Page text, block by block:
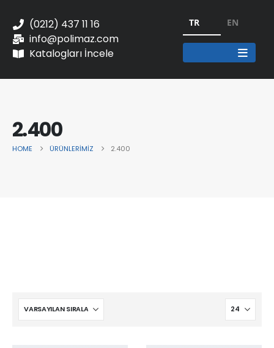
(0212) 437 11 16
info@polimaz.com
Katalogları İncele
TR EN
2.400
HOME ÜRÜNLERIMIZ 2.400